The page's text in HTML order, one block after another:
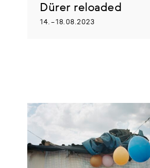
Dürer reloaded
14. – 18.08.2023